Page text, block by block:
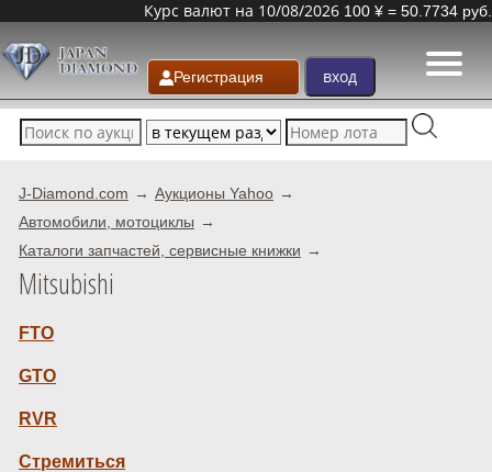
Курс валют на 10/08/2026 100 ¥ = 50.7734 руб.
Регистрация
J-Diamond.com
Аукционы Yahoo
Автомобили, мотоциклы
Каталоги запчастей, сервисные книжки
Mitsubishi
FTO
GTO
RVR
Стремиться